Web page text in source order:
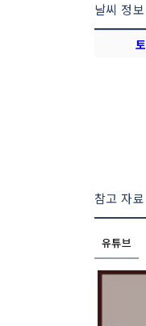
날씨 정보
토
참고 자료
유튜브